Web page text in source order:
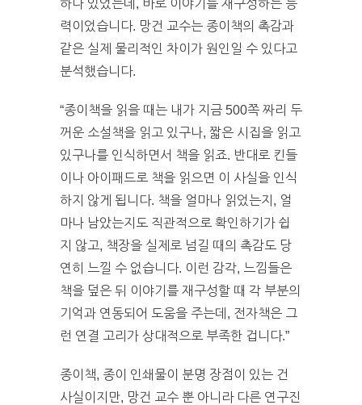
하나 있었는데, 바로 이야기를 재구성하는 능
력이었습니다. 망건 교수는 종이책의 촉감과
같은 실제 물리적인 차이가 원인일 수 있다고
분석했습니다.
“종이책을 읽을 때는 내가 지금 500쪽 짜리 두
꺼운 소설책을 읽고 있구나, 짧은 시집을 읽고
있구나를 인식하면서 책을 읽죠. 반대로 킨들
이나 아이패드로 책을 읽으면 이 사실을 인식
하지 않게 됩니다. 책을 얼마나 읽었는지, 얼
마나 남았는지도 직관적으로 확인하기가 쉽
지 않고, 책장을 실제로 넘길 때의 촉감도 당
연히 느낄 수 없습니다. 이런 감각, 느낌들은
책을 덮은 뒤 이야기를 재구성할 때 각 부분의
기억과 연동되어 도움을 주는데, 전자책은 그
런 연결 고리가 상대적으로 부족한 겁니다.”
종이책, 종이 인쇄물이 분명 장점이 있는 건
사실이지만, 망건 교수 뿐 아니라 다른 연구진